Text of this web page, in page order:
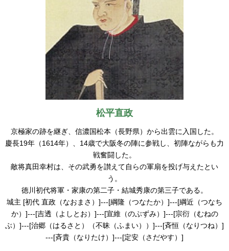
松平直政
京極家の跡を継ぎ、信濃国松本（長野県）から出雲に入国した。
慶長19年（1614年）、14歳で大阪冬の陣に参戦し、初陣ながらも力
戦奮闘した。
敵将真田幸村は、その武勇を讃えて自らの軍扇を投げ与えたとい
う。
徳川初代将軍・家康の第二子・結城秀康の第三子である。
城主 [初代 直政（なおまさ）]---[綱隆（つなたか）]---[綱近（つなち
か）]---[吉透（よしとお）]---[宣維（のぶずみ）]---[宗衍（むねの
ぶ）]---[治郷（はるさと）（不昧（ふまい））]---[斉恒（なりつね）]
---[斉貴（なりたけ）]---[定安（さだやす）]